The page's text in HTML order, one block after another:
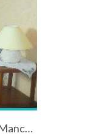
Gîte indépendant tout confort à Quettreville-sur-Sienne dans la Manche - Basse-Normandie